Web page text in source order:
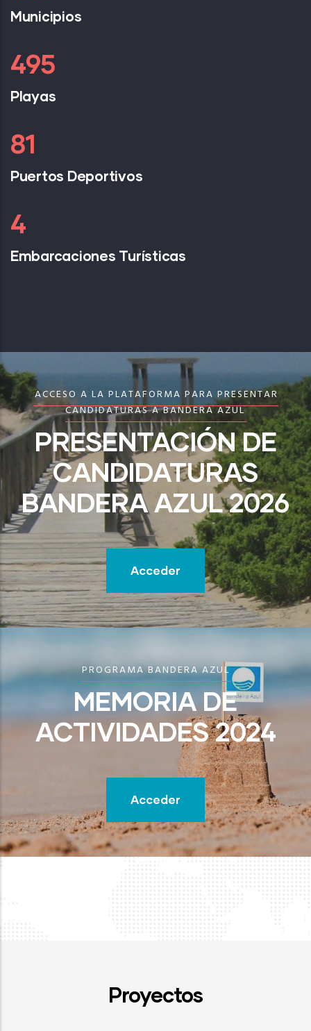
Municipios
667
Playas
109
Puertos Deportivos
6
Embarcaciones Turísticas
ACCESO A LA PLATAFORMA PARA PRESENTAR
CANDIDATURAS A BANDERA AZUL
PRESENTACIÓN DE
CANDIDATURAS
BANDERA AZUL 2026
Acceder
PROGRAMA BANDERA AZUL
MEMORIA DE
ACTIVIDADES 2024
Acceder
Proyectos